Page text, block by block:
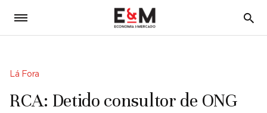
5
Lá Fora
RCA: Detido consultor de ONG